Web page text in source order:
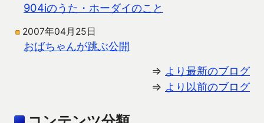
904iのうた・ホーダイのこと
2007年04月25日
おばちゃんが跳ぶ公開
⇒ より最新のブログ
⇒ より以前のブログ